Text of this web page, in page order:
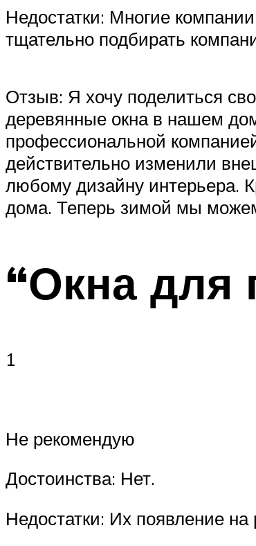
Недостатки: Многие
тщательно подбирать
Отзыв: Я хочу поделиться
деревянные окна в нашем
профессиональной
действительно изменили
любому дизайну интерьера.
дома. Теперь зимой мы
“Окна для
1
Не рекомендую
Достоинства: Нет.
Недостатки: Их появление на